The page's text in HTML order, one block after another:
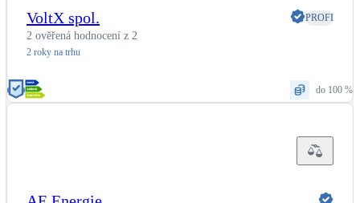
VoltX spol. PROFI
2 ověřená hodnocení z 2
2 roky na trhu
do 100 %